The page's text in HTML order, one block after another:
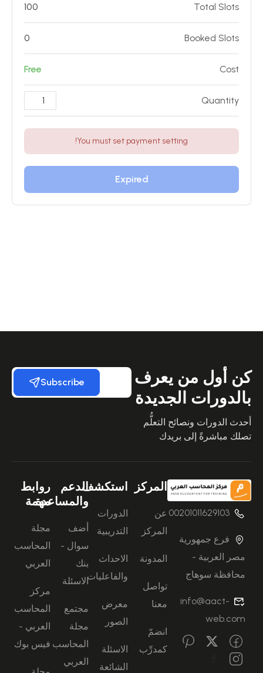
Total Slots
100
Booked Slots
0
Cost
Free
Quantity
You must set payment setting!
Expired
كن أول من يعرف
بالدورات الجديدة
أحدث الدورات ونصائح التعلُّم
تصلك مباشرةً إلى بريدك
Subscribe
00201011629103
فرع جمهورية
مصر العربية -
محافظة سوهاج
info@aact-
web.com
المركز
عن
المركز
المدونة
تواصل
معنا
انضمّ
كمدرِّب
استكشف
الدورات
التدريبية
الاحداث
والفاعليات
معرض
الصور
الاسئلة
الشائعة
الدعم
والمساعدة
أضف
سوال -
بنك
الاسئلة
مجتمع
مجلة
المحاسب
العربي
روابط
مهمة
مجلة
المحاسب
العربي
مركز
المحاسب
العربي -
فيس بوك